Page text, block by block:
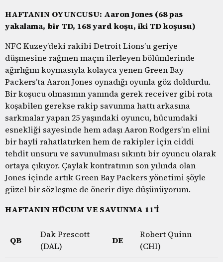
HAFTANIN OYUNCUSU: Aaron Jones (68 pas
yakalama, bir TD, 168 yard koşu, iki TD koşusu)
NFC Kuzey’deki rakibi Detroit Lions’u geriye
düşmesine rağmen maçın ilerleyen bölümlerinde
ağırlığını koymasıyla kolayca yenen Green Bay
Packers’ta Aaron Jones oynadığı oyunla göz doldurdu.
Bir koşucu olmasının yanında gerek receiver gibi rota
koşabilen gerekse rakip savunma hattı arkasına
sarkmalar yapan 25 yaşındaki oyuncu, hücumdaki
esnekliği sayesinde hem adaşı Aaron Rodgers’ın elini
bir hayli rahatlatırken hem de rakipler için ciddi
tehdit unsuru ve savunulması sıkıntı bir oyuncu olarak
ortaya çıkıyor. Çaylak kontratının son yılında olan
Jones içinde artık Green Bay Packers yönetimi şöyle
güzel bir sözleşme de önerir diye düşünüyorum.
HAFTANIN HÜCUM VE SAVUNMA 11’İ
QB
Dak Prescott
(DAL)
DE
Robert Quinn
(CHI)